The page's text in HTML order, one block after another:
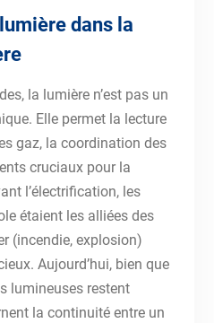
dans la
la lumière n’est pas un
Elle permet la lecture
gaz, la coordination des
cruciaux pour la
l’électrification, les
étaient les alliées des
(incendie, explosion)
Aujourd’hui, bien que
lumineuses restent
la continuité entre un